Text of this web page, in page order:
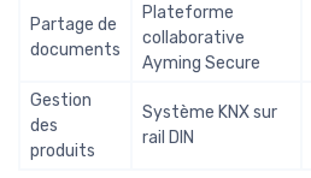
Partage de
documents
Plateforme
collaborative
Ayming Secure
Gestion
des
produits
Système KNX sur
rail DIN